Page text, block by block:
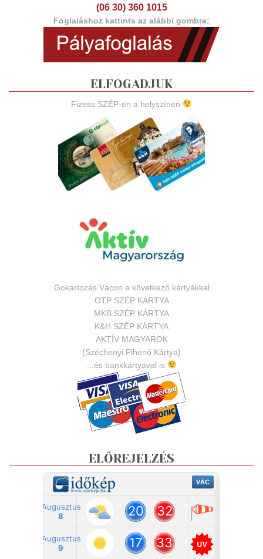
(06 30) 360 1015
Foglaláshoz kattints az alábbi gombra:
ELFOGADJUK
Fizess SZÉP-en a helyszínen
Gokartozás Vácon a következő kártyákkal
OTP SZÉP KÁRTYA
MKB SZÉP KÁRTYA
K&H SZÉP KÁRTYA
AKTÍV MAGYAROK
(Széchenyi Pihenő Kártya)
...és bankkártyával is
ELŐREJELZÉS